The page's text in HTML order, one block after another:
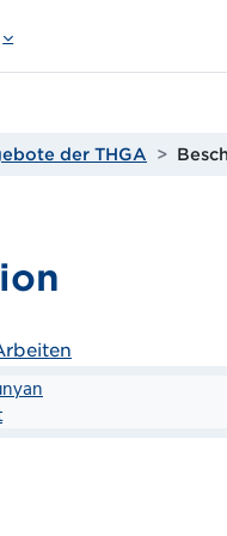
der THGA